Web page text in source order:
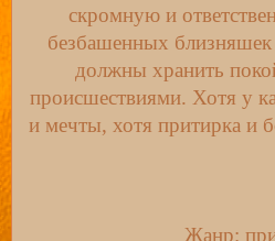
скромную и
безбашенных
должны хранить
происшествиями. Хотя у
и мечты, хотя притирка и
Жанр: